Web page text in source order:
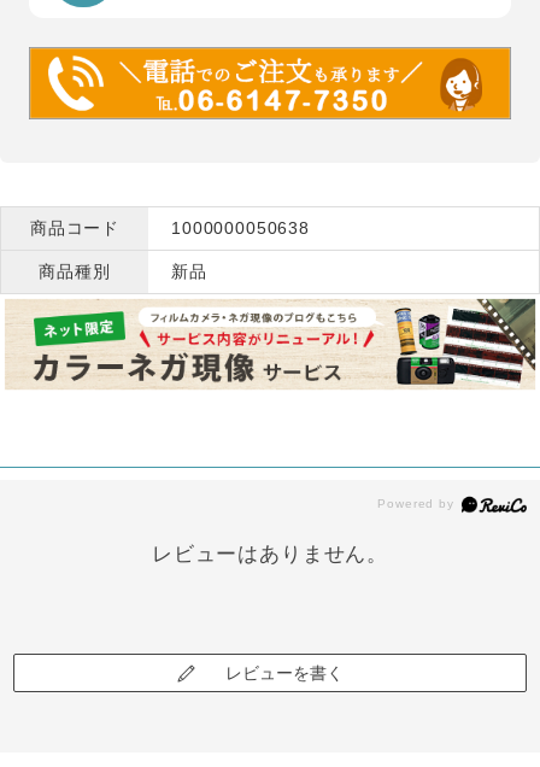
商品コード 1000000050638
商品種別 新品
レビューはありません。
レビューを書く